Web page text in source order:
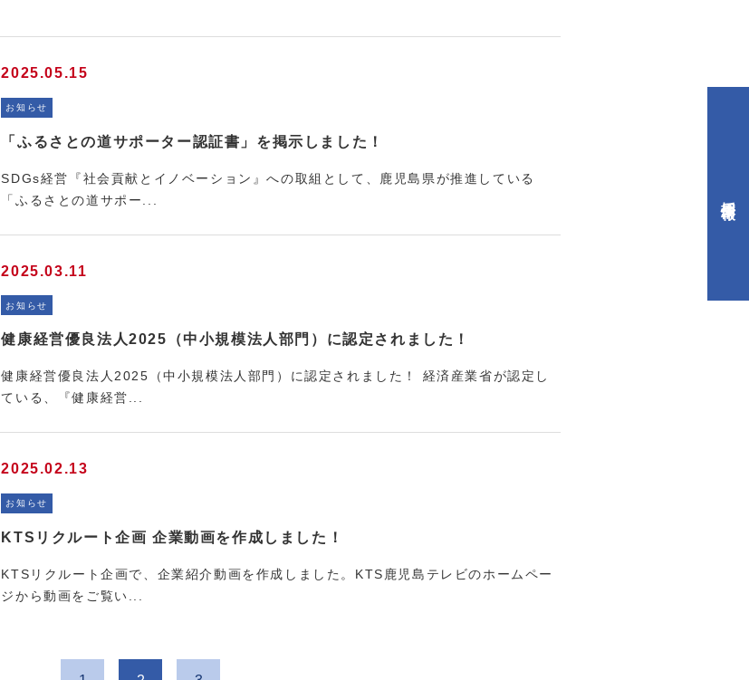
2025.05.15
お知らせ
「ふるさとの道サポーター認証書」を掲示しました！
SDGs経営『社会貢献とイノベーション』への取組として、鹿児島県が推進している
「ふるさとの道サポー...
2025.03.11
お知らせ
健康経営優良法人2025（中小規模法人部門）に認定されました！
健康経営優良法人2025（中小規模法人部門）に認定されました！ 経済産業省が認定し
ている、『健康経営...
2025.02.13
お知らせ
KTSリクルート企画 企業動画を作成しました！
KTSリクルート企画で、企業紹介動画を作成しました。KTS鹿児島テレビのホームペー
ジから動画をご覧い...